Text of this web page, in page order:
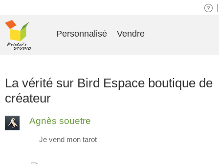
Personnalisé Vendre
La vérité sur Bird Espace boutique de
créateur
Agnès souetre
Je vend mon tarot